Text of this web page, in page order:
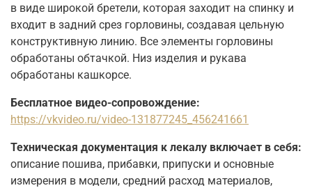
в виде широкой бретели, которая заходит на спинку и
входит в задний срез горловины, создавая цельную
конструктивную линию. Все элементы горловины
обработаны обтачкой. Низ изделия и рукава
обработаны кашкорсе.
Бесплатное видео-сопровождение:
https://vkvideo.ru/video-131877245_456241661
Техническая документация к лекалу включает в себя:
описание пошива, прибавки, припуски и основные
измерения в модели, средний расход материалов,